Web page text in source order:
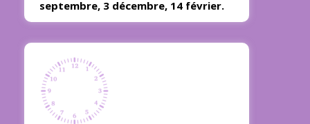
septembre, 3 décembre, 14 février.